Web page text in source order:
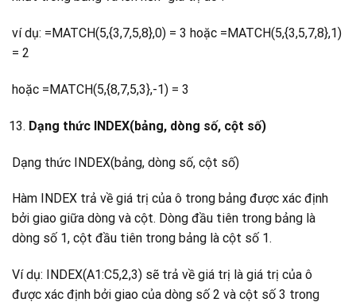
ví dụ: =MATCH(5,{3,7,5,8},0) = 3 hoặc =MATCH(5,{3,5,7,8},1)
= 2
hoặc =MATCH(5,{8,7,5,3},-1) = 3
Dạng thức INDEX(bảng, dòng số, cột số)
Dạng thức INDEX(bảng, dòng số, cột số)
Hàm INDEX trả về giá trị của ô trong bảng được xác định
bởi giao giữa dòng và cột. Dòng đầu tiên trong bảng là
dòng số 1, cột đầu tiên trong bảng là cột số 1.
Ví dụ: INDEX(A1:C5,2,3) sẽ trả về giá trị là giá trị của ô
được xác định bởi giao của dòng số 2 và cột số 3 trong